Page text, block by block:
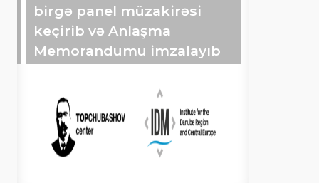
birgə panel müzakirəsi
keçirib və Anlaşma
Memorandumu imzalayıb